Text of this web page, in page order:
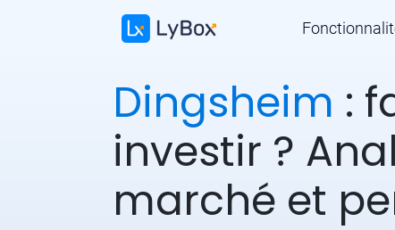
Dingsheim :
investir ?
marché et